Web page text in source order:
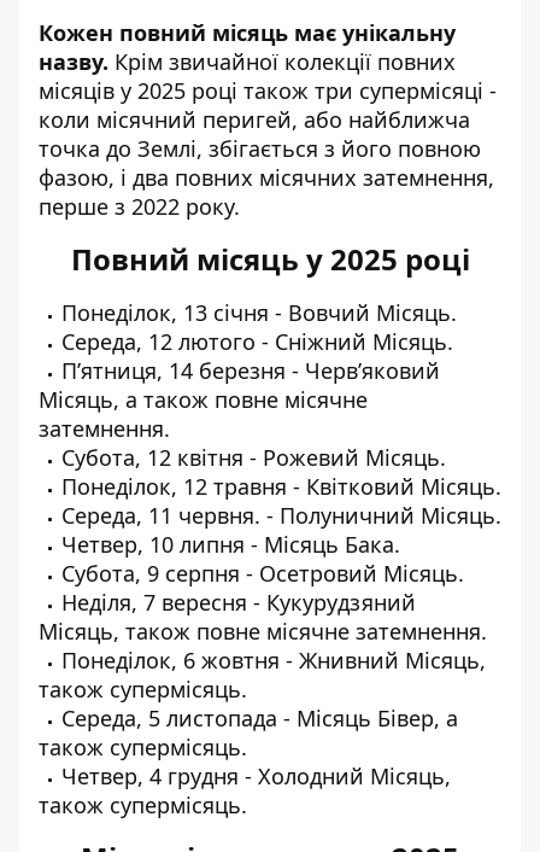
Кожен повний місяць має унікальну
назву. Крім звичайної колекції повних
місяців у 2025 році також три супермісяці -
коли місячний перигей, або найближча
точка до Землі, збігається з його повною
фазою, і два повних місячних затемнення,
перше з 2022 року.
Повний місяць у 2025 році
Понеділок, 13 січня - Вовчий Місяць.
Середа, 12 лютого - Сніжний Місяць.
П’ятниця, 14 березня - Черв’яковий
Місяць, а також повне місячне
затемнення.
Субота, 12 квітня - Рожевий Місяць.
Понеділок, 12 травня - Квітковий Місяць.
Середа, 11 червня. - Полуничний Місяць.
Четвер, 10 липня - Місяць Бака.
Субота, 9 серпня - Осетровий Місяць.
Неділя, 7 вересня - Кукурудзяний
Місяць, також повне місячне затемнення.
Понеділок, 6 жовтня - Жнивний Місяць,
також супермісяць.
Середа, 5 листопада - Місяць Бівер, а
також супермісяць.
Четвер, 4 грудня - Холодний Місяць,
також супермісяць.